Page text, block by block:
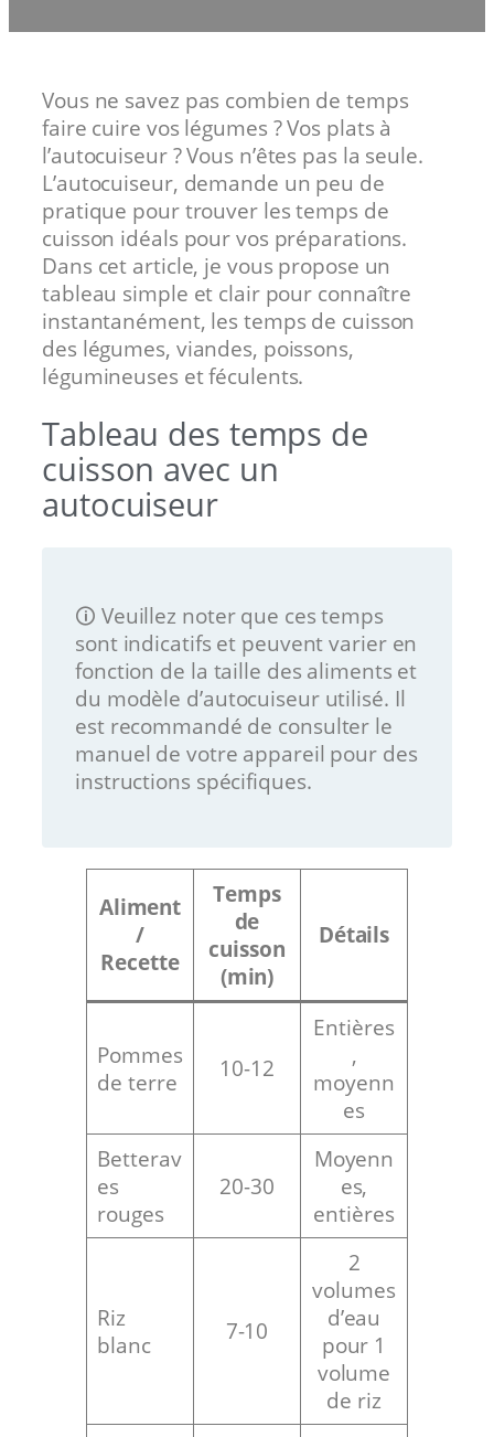
Vous ne savez pas combien de temps
faire cuire vos légumes ? Vos plats à
l’autocuiseur ? Vous n’êtes pas la seule.
L’autocuiseur, demande un peu de
pratique pour trouver les temps de
cuisson idéals pour vos préparations.
Dans cet article, je vous propose un
tableau simple et clair pour connaître
instantanément, les temps de cuisson
des légumes, viandes, poissons,
légumineuses et féculents.
Tableau des temps de
cuisson avec un
autocuiseur
🛈 Veuillez noter que ces temps
sont indicatifs et peuvent varier en
fonction de la taille des aliments et
du modèle d’autocuiseur utilisé. Il
est recommandé de consulter le
manuel de votre appareil pour des
instructions spécifiques.
Aliment
/
Recette
Temps
de
cuisson
(min)
Détails
Pommes
de terre
10-12
Entières
,
moyenn
es
Betterav
es
rouges
20-30
Moyenn
es,
entières
Riz
blanc
7-10
2
volumes
d’eau
pour 1
volume
de riz